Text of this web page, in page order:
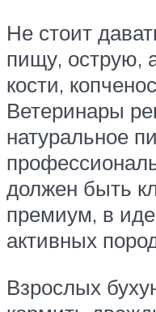
Не стоит
пищу, острую,
кости,
Ветеринары
натуральное
должен быть
премиум, в
активных
Взрослых